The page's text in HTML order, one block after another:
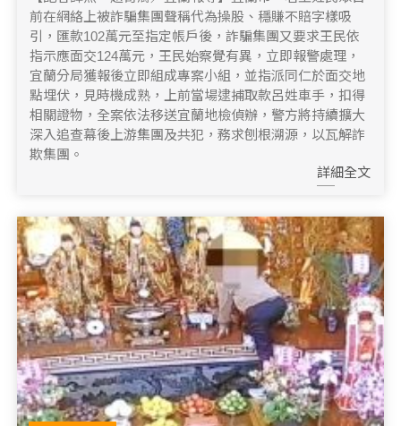
前在網絡上被詐騙集團聲稱代為操股、穩賺不賠字樣吸
引，匯款102萬元至指定帳戶後，詐騙集團又要求王民依
指示應面交124萬元，王民始察覺有異，立即報警處理，
宜蘭分局獲報後立即組成專案小組，並指派同仁於面交地
點埋伏，見時機成熟，上前當場逮捕取款呂姓車手，扣得
相關證物，全案依法移送宜蘭地檢偵辦，警方將持續擴大
深入追查幕後上游集團及共犯，務求刨根溯源，以瓦解詐
欺集團。
詳細全文